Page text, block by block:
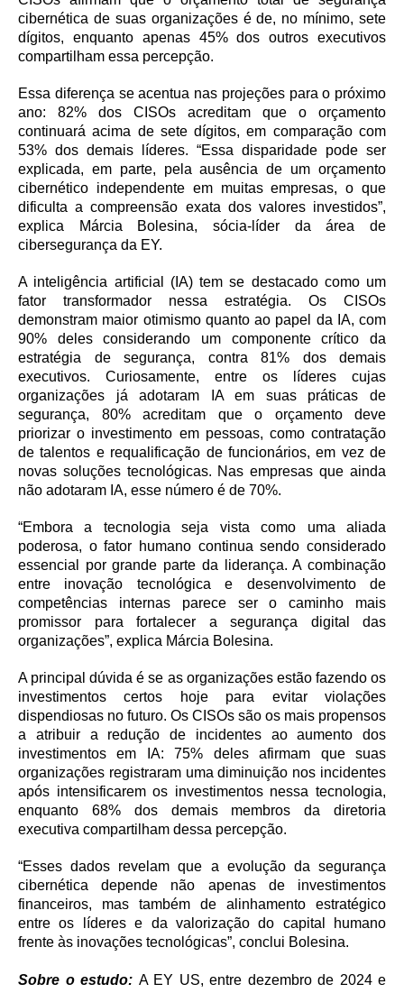
cibernética de suas organizações é de, no mínimo, sete
dígitos, enquanto apenas 45% dos outros executivos
compartilham essa percepção.
Essa diferença se acentua nas projeções para o próximo
ano: 82% dos CISOs acreditam que o orçamento
continuará acima de sete dígitos, em comparação com
53% dos demais líderes. “Essa disparidade pode ser
explicada, em parte, pela ausência de um orçamento
cibernético independente em muitas empresas, o que
dificulta a compreensão exata dos valores investidos”,
explica Márcia Bolesina, sócia-líder da área de
cibersegurança da EY.
A inteligência artificial (IA) tem se destacado como um
fator transformador nessa estratégia. Os CISOs
demonstram maior otimismo quanto ao papel da IA, com
90% deles considerando um componente crítico da
estratégia de segurança, contra 81% dos demais
executivos. Curiosamente, entre os líderes cujas
organizações já adotaram IA em suas práticas de
segurança, 80% acreditam que o orçamento deve
priorizar o investimento em pessoas, como contratação
de talentos e requalificação de funcionários, em vez de
novas soluções tecnológicas. Nas empresas que ainda
não adotaram IA, esse número é de 70%.
“Embora a tecnologia seja vista como uma aliada
poderosa, o fator humano continua sendo considerado
essencial por grande parte da liderança. A combinação
entre inovação tecnológica e desenvolvimento de
competências internas parece ser o caminho mais
promissor para fortalecer a segurança digital das
organizações”, explica Márcia Bolesina.
A principal dúvida é se as organizações estão fazendo os
investimentos certos hoje para evitar violações
dispendiosas no futuro. Os CISOs são os mais propensos
a atribuir a redução de incidentes ao aumento dos
investimentos em IA: 75% deles afirmam que suas
organizações registraram uma diminuição nos incidentes
após intensificarem os investimentos nessa tecnologia,
enquanto 68% dos demais membros da diretoria
executiva compartilham dessa percepção.
“Esses dados revelam que a evolução da segurança
cibernética depende não apenas de investimentos
financeiros, mas também de alinhamento estratégico
entre os líderes e da valorização do capital humano
frente às inovações tecnológicas”, conclui Bolesina.
Sobre o estudo: A EY US, entre dezembro de 2024 e